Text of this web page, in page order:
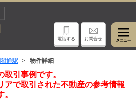
電話する お問合せ
通駅 物件詳細
引事例です。
アで取引された不動産の参考情報